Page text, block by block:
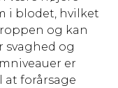
i blodet, hvilket
og kan
svaghed og
er
at forårsage